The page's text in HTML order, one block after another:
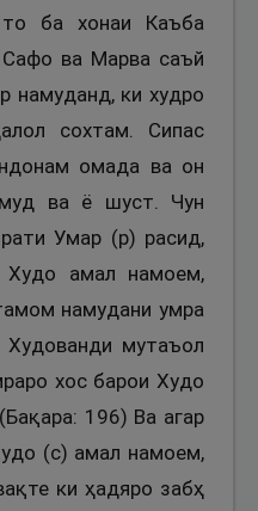
ба хонаи Каъба
ва Марва саъй
намуданд, ки худро
сохтам. Сипас
омада ва он
ва ё шуст. Чун
Умар (р) расид,
Худо амал намоем,
намудани умра
мутаъол
хос барои Худо
196) Ва агар
(с) амал намоем,
ки ҳадяро забҳ